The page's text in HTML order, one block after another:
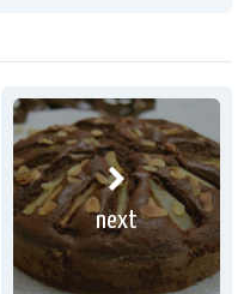
next